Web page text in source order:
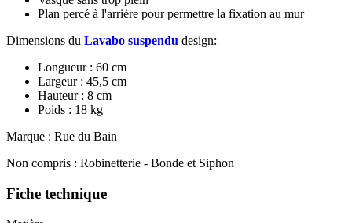
Plan percé à l'arrière pour permettre la fixation au mur
Dimensions du Lavabo suspendu design:
Longueur : 60 cm
Largeur : 45,5 cm
Hauteur : 8 cm
Poids : 18 kg
Marque : Rue du Bain
Non compris : Robinetterie - Bonde et Siphon
Fiche technique